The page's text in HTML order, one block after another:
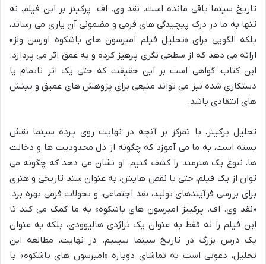
تاریخ سینما باقی مانده است. نقد وی. اف. پرکینز بر این فیلم، نه
تنها به ما در درک پیچیدگی های فرمی و مضمونی آن یاری می رساند،
بلکه الگویی برای «تحلیل فیلم امبرسون های باشکوه اورسن ولز»
ارائه می دهد که از سطحی نگری پرهیز کرده و به عمق اثر می پردازد.
این کتاب، گواهی است بر این حقیقت که حتی یک اثر ناتمام یا
دستکاری شده نیز می تواند منبعی برای پژوهش های عمیق و بینش
های انتقادی باشد.
تحلیل پرکینز، با تمرکز بر آنچه در نهایت روی پرده سینما نقش
بسته است، به ما می آموزد که چگونه از دل محدودیت ها و دخالت
ها، نبوغ یک هنرمند را کشف کنیم. او نشان می دهد که چگونه می
توان از یک فیلم، حتی با نقص هایش، به عنوان سند تاریخی و هنری
برای بررسی فرآیندهای تولید، نقد اجتماعی، و تحولات فرمی بهره برد.
«نقد وی. اف. پرکینز امبرسون های باشکوه» به ما کمک می کند تا
این فیلم را نه فقط به عنوان یک تراژدی هالیوودی، بلکه به عنوان
یک درس بزرگ در تاریخ سینما ببینیم. در نهایت، مطالعه این
تحلیل، دعوتی است به تماشای دوباره «امبرسون های باشکوه» با